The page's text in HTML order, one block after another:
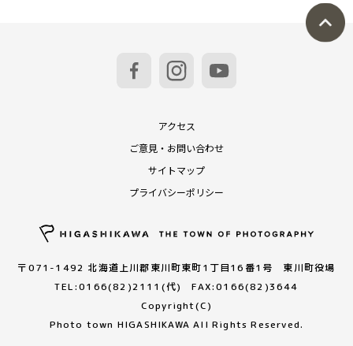
アクセス
ご意見・お問い合わせ
サイトマップ
プライバシーポリシー
〒071-1492 北海道上川郡東川町東町1丁目16番1号 東川町役場
TEL:0166(82)2111(代) FAX:0166(82)3644
Copyright(C)
Photo town HIGASHIKAWA All Rights Reserved.